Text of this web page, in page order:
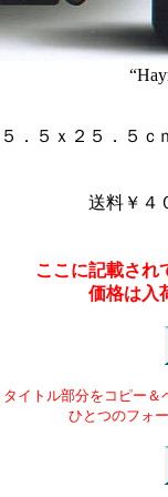
．５ｘ２５．５ｃ
送料￥４
ここに記載され
価格は入
タイトル部分をコピー＆
ひとつのフォ